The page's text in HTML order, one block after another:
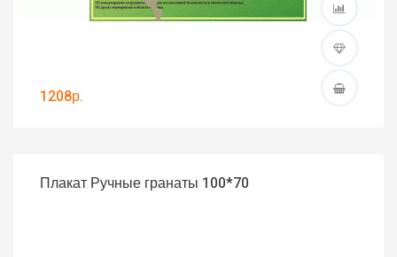
1208р.
Плакат Ручные гранаты 100*70